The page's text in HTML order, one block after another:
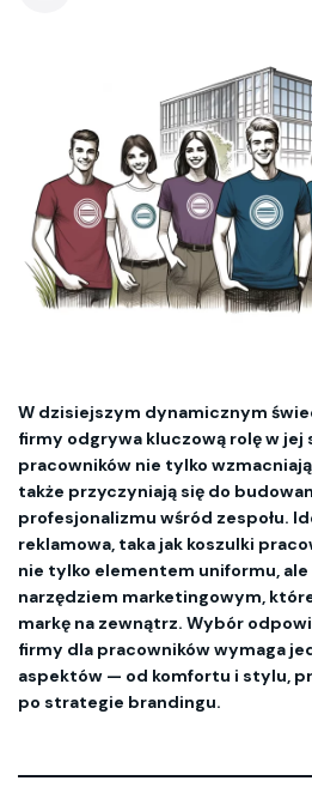
W dzisiejszym dynamicznym
firmy odgrywa kluczową rolę w jej
pracowników nie tylko
także przyczyniają się do
profesjonalizmu wśród zespołu.
reklamowa, taka jak koszulki
nie tylko elementem uniformu,
narzędziem marketingowym,
markę na zewnątrz. Wybór
firmy dla pracowników wymaga
aspektów — od komfortu i stylu,
po strategie brandingu.